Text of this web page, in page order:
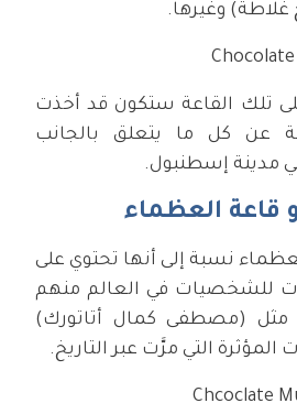
وغيرها.
تلك القاعة ستكون قد أخذت
عن كل ما يتعلق بالجانب
مدينة إسطنبول.
قاعة العظماء
نسبة إلى أنها تحتوي على
للشخصيات في العالم منهم
مثل (مصطفى كمال أتاتورك)
التي مرَّت عبر التاريخ.